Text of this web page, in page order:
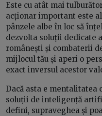
Este cu atât mai
acționar important este
pânzele albe în loc să
dezvolta soluții dedicate
românești și combaterii
mijlocul tău și aperi o
exact inversul acestor
Dacă asta e mentalitatea
soluții de inteligență
defini, supraveghea și